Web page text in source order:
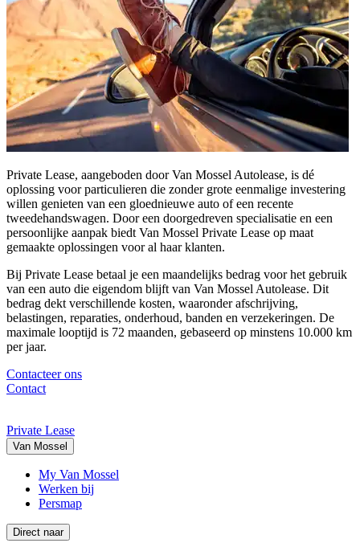
Private Lease, aangeboden door Van Mossel Autolease, is dé
oplossing voor particulieren die zonder grote eenmalige investering
willen genieten van een gloednieuwe auto of een recente
tweedehandswagen. Door een doorgedreven specialisatie en een
persoonlijke aanpak biedt Van Mossel Private Lease op maat
gemaakte oplossingen voor al haar klanten.
Bij Private Lease betaal je een maandelijks bedrag voor het gebruik
van een auto die eigendom blijft van Van Mossel Autolease. Dit
bedrag dekt verschillende kosten, waaronder afschrijving,
belastingen, reparaties, onderhoud, banden en verzekeringen. De
maximale looptijd is 72 maanden, gebaseerd op minstens 10.000 km
per jaar.
Contacteer ons
Contact
Private Lease
Van Mossel
My Van Mossel
Werken bij
Persmap
Direct naar